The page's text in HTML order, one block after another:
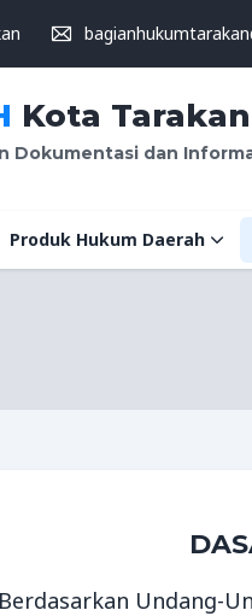
Kota Tarakan
Dokumentasi dan
Produk Hukum Daerah
Berdasarkan Undang-